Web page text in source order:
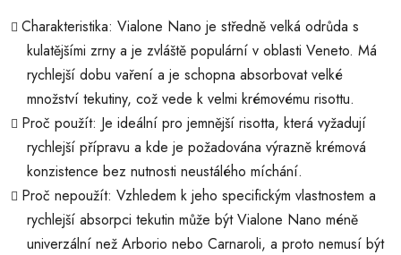
Charakteristika: Vialone Nano je středně velká odrůda s
kulatějšími zrny a je zvláště populární v oblasti Veneto. Má
rychlejší dobu vaření a je schopna absorbovat velké
množství tekutiny, což vede k velmi krémovému risottu.
Proč použít: Je ideální pro jemnější risotta, která vyžadují
rychlejší přípravu a kde je požadována výrazně krémová
konzistence bez nutnosti neustálého míchání.
Proč nepoužít: Vzhledem k jeho specifickým vlastnostem a
rychlejší absorpci tekutin může být Vialone Nano méně
univerzální než Arborio nebo Carnaroli, a proto nemusí být